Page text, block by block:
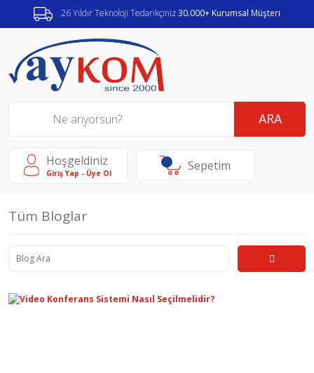
26 Yıldır Teknoloji Tedarikçiniz30.000+ Kurumsal Müşteri
ARA
Hoşgeldiniz
Giriş Yap - Üye Ol Sepetim
Tüm Bloglar